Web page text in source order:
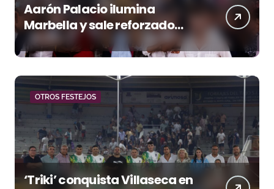
Aarón Palacio ilumina
Marbella y sale reforzado
junto a Manzanares y
Morante
OTROS FESTEJOS
‘Triki’ conquista Villaseca en